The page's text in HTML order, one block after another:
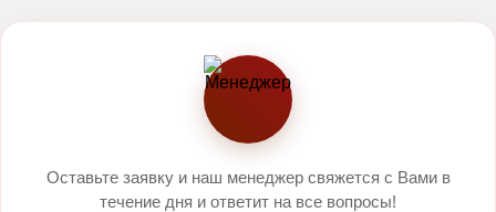
Оставьте заявку и наш менеджер свяжется с Вами в
течение дня и ответит на все вопросы!